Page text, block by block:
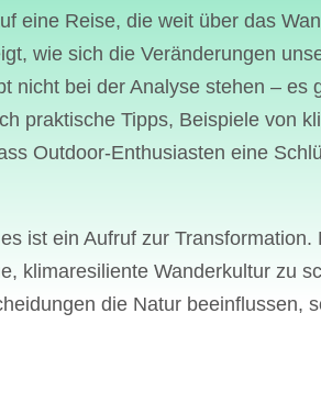
eine Reise, die weit über das
wie sich die Veränderungen
nicht bei der Analyse stehen –
praktische Tipps, Beispiele von
Outdoor-Enthusiasten eine
ist ein Aufruf zur
klimaresiliente Wanderkultur zu
die Natur beeinflussen,